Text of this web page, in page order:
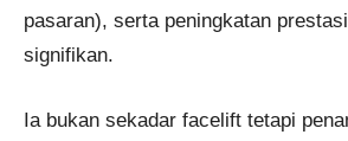
pasaran), serta peningkatan
signifikan.
Ia bukan sekadar facelift tetapi